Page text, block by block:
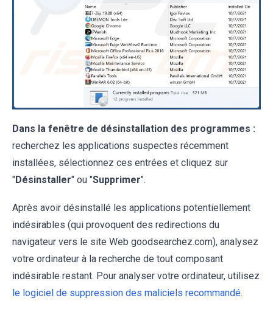
Dans la fenêtre de désinstallation des programmes :
recherchez les applications suspectes récemment
installées, sélectionnez ces entrées et cliquez sur
"Désinstaller" ou "Supprimer".
Après avoir désinstallé les applications potentiellement
indésirables (qui provoquent des redirections du
navigateur vers le site Web goodsearchez.com), analysez
votre ordinateur à la recherche de tout composant
indésirable restant. Pour analyser votre ordinateur, utilisez
le logiciel de suppression des maliciels recommandé.